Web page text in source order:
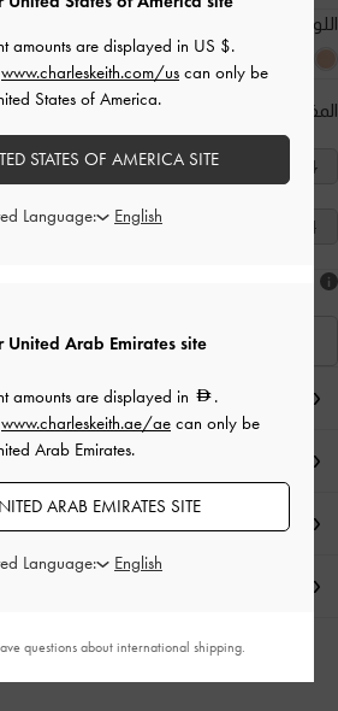
اللون:
المقاس: دليل المقاسات
34
36
37
38
41
عرض منتجاتٍ
ملاحظات المحرر
تفاصيل المنتج وتعليمات العناية
العروض الحصرية
United Arab Emirates site
amounts are displayed in
.
www.charleskeith.ae/ae can only be
Arab Emirates.
ARAB EMIRATES SITE
Language:
amounts are displayed in US $.
www.charleskeith.com/us can only be
States of America.
STATES OF AMERICA SITE
Language:
questions about international shipping.